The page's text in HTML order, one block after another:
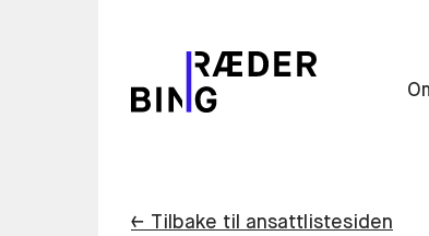
← Tilbake til ansattlistesiden